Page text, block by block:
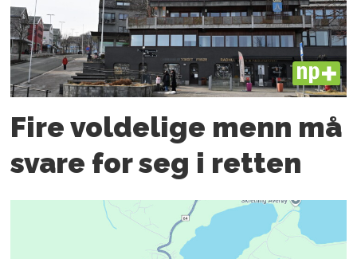
PLUS
Fire voldelige menn må
svare for seg i retten